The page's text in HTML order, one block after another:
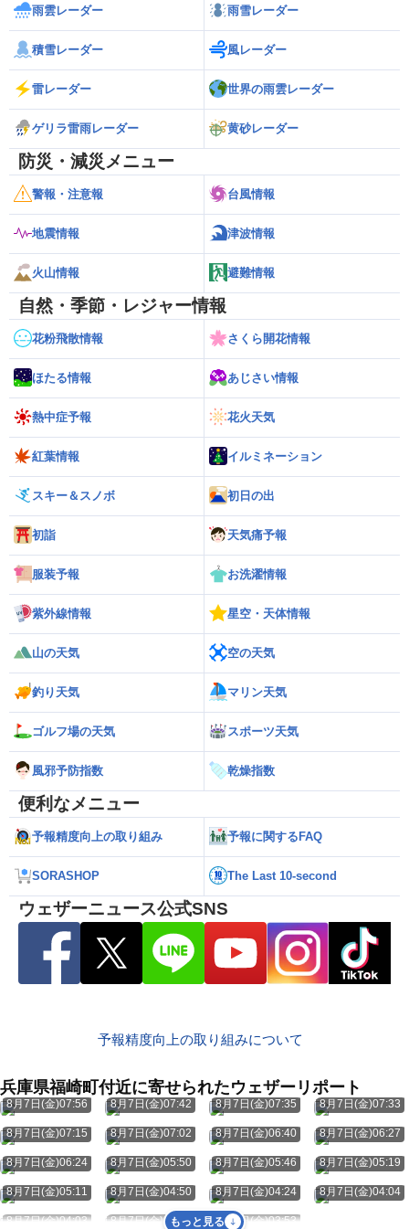
雨雲レーダー 雨雪レーダー
積雪レーダー 風レーダー
雷レーダー 世界の雨雲レーダー
ゲリラ雷雨レーダー 黄砂レーダー
防災・減災メニュー
警報・注意報 台風情報
地震情報 津波情報
火山情報 避難情報
自然・季節・レジャー情報
花粉飛散情報 さくら開花情報
ほたる情報 あじさい情報
熱中症予報 花火天気
紅葉情報 イルミネーション
スキー＆スノボ 初日の出
初詣 天気痛予報
服装予報 お洗濯情報
紫外線情報 星空・天体情報
山の天気 空の天気
釣り天気 マリン天気
ゴルフ場の天気 スポーツ天気
風邪予防指数 乾燥指数
便利なメニュー
予報精度向上の取り組み 予報に関するFAQ
SORASHOP The Last 10-second
ウェザーニュース公式SNS
予報精度向上の取り組みについて
兵庫県福崎町付近に寄せられたウェザーリポート
8月7日(金)07:56 8月7日(金)07:42 8月7日(金)07:35 8月7日(金)07:33
8月7日(金)07:15 8月7日(金)07:02 8月7日(金)06:40 8月7日(金)06:27
8月7日(金)06:24 8月7日(金)05:50 8月7日(金)05:46 8月7日(金)05:19
8月7日(金)05:11 8月7日(金)04:50 8月7日(金)04:24 8月7日(金)04:04
8月7日(金)04:03 8月7日(金)03:55 8月7日(金)03:53
もっと見る